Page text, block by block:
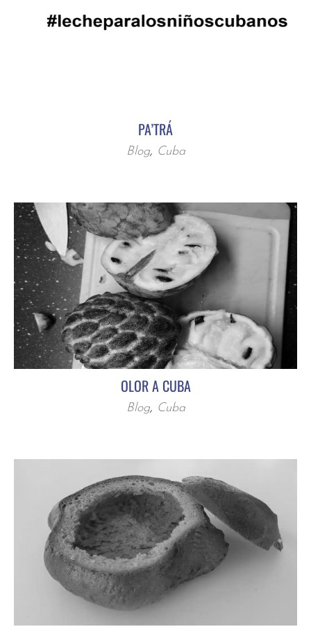
PA’TRÁ
Blog, Cuba
OLOR A CUBA
Blog, Cuba